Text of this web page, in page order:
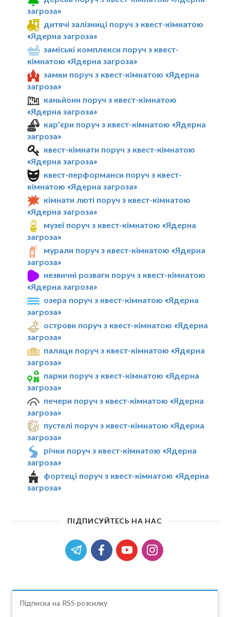
загроза»
дитячі залізниці поруч з квест-кімнатою
«Ядерна загроза»
заміські комплекси поруч з квест-
кімнатою «Ядерна загроза»
замки поруч з квест-кімнатою «Ядерна
загроза»
каньйони поруч з квест-кімнатою
«Ядерна загроза»
кар'єри поруч з квест-кімнатою «Ядерна
загроза»
квест-кімнати поруч з квест-кімнатою
«Ядерна загроза»
квест-перформанси поруч з квест-
кімнатою «Ядерна загроза»
кімнати люті поруч з квест-кімнатою
«Ядерна загроза»
музеї поруч з квест-кімнатою «Ядерна
загроза»
мурали поруч з квест-кімнатою «Ядерна
загроза»
незвичні розваги поруч з квест-кімнатою
«Ядерна загроза»
озера поруч з квест-кімнатою «Ядерна
загроза»
острови поруч з квест-кімнатою «Ядерна
загроза»
палаци поруч з квест-кімнатою «Ядерна
загроза»
парки поруч з квест-кімнатою «Ядерна
загроза»
печери поруч з квест-кімнатою «Ядерна
загроза»
пустелі поруч з квест-кімнатою «Ядерна
загроза»
річки поруч з квест-кімнатою «Ядерна
загроза»
фортеці поруч з квест-кімнатою «Ядерна
загроза»
ПІДПИСУЙТЕСЬ НА НАС
Підписка на RSS розсилку